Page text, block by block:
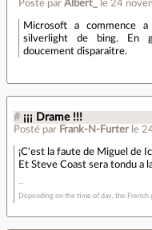
Posté parAlbert_ le 24
Microsoft a commence
silverlight de bing. En
doucement disparaitre.
# ¡¡¡ Drame !!!
Posté par Frank-N-Furter le
¡C'est la faute de Miguel de
Et Steve Coast sera tondu a
Depending on the time of day, the French